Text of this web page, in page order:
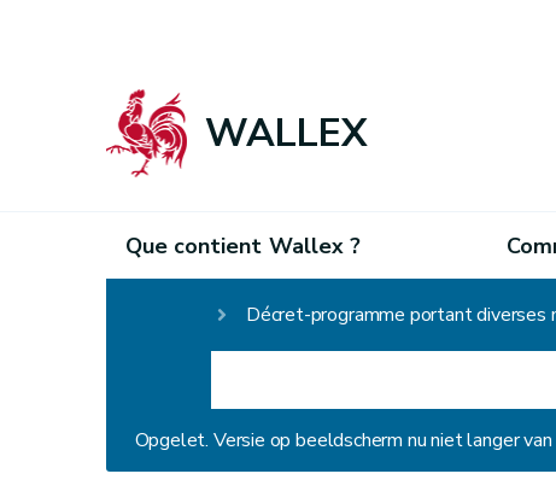
WALLEX
Que contient Wallex ?
Décret-programme portant diverses
Opgelet. Versie op beeldscherm nu niet langer